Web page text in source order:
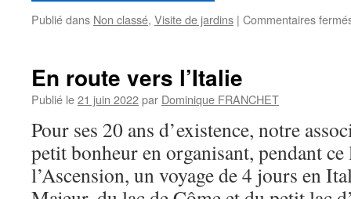
Publié dans Non classé, Visite de jardins | Commentaires
En route vers l’Italie
Publié le21 juin 2022par Dominique FRANCHET
Pour ses 20 ans d’existence, notre
petit bonheur en organisant, pendant
l’Ascension, un voyage de 4 jours en